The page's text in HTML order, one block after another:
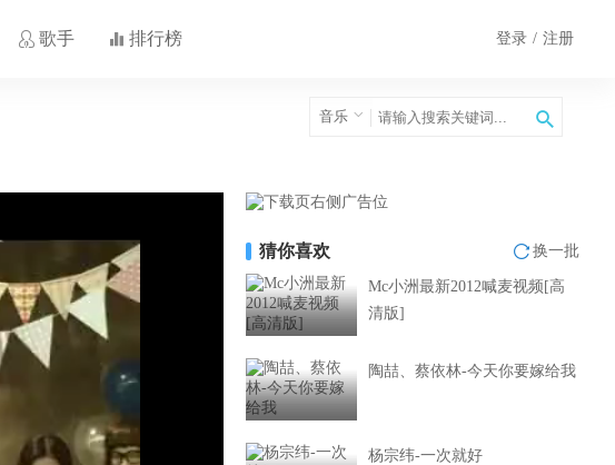
歌手 排行榜 登录 / 注册
音乐
猜你喜欢 换一批
Mc小洲最新2012喊麦视频[高
清版]
陶喆、蔡依林-今天你要嫁给我
杨宗纬-一次就好